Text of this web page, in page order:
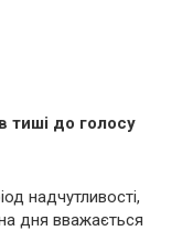
тиші до голосу
надчутливості,
дня вважається